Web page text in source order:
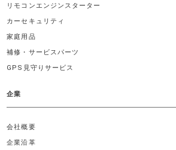
リモコンエンジンスターター
カーセキュリティ
家庭用品
補修・サービスパーツ
GPS見守りサービス
企業
会社概要
企業沿革